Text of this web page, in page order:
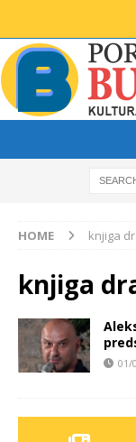
HOME knjiga
knjiga
01/